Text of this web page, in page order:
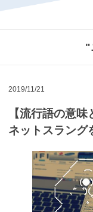
"
2019/11/21
【流行語の意
ネットスラング